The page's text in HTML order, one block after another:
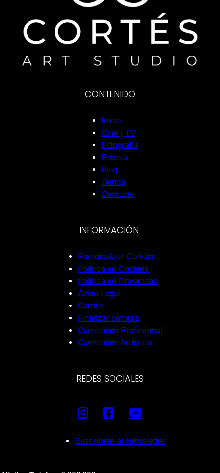
CONTENIDO
Inicio
Cine | TV
Fotografía
Prensa
Blog
Tienda
Contacto
INFORMACIÓN
Personalizar Cookies
Política de Cookies
Política de Privacidad
Aviso Legal
Carrito
Finalizar compra
Currículum Profesional
Currículum Artístico
REDES SOCIALES
Suscríbete al Newsletter